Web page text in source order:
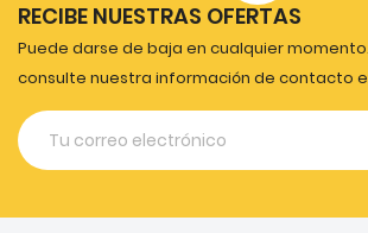
RECIBE NUESTRAS OFERTAS
Puede darse de baja en cualquier
consulte nuestra información de contacto